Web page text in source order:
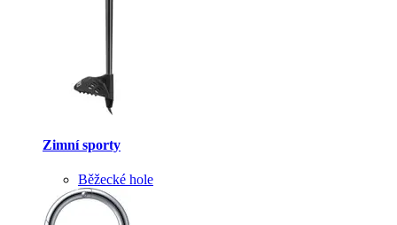
Zimní sporty
Běžecké hole